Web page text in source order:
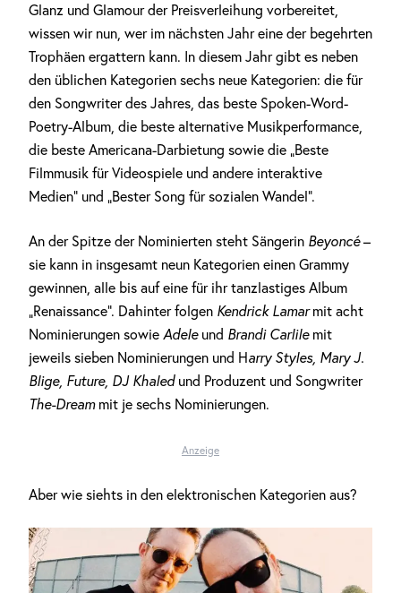
Glanz und Glamour der Preisverleihung vorbereitet,
wissen wir nun, wer im nächsten Jahr eine der begehrten
Trophäen ergattern kann. In diesem Jahr gibt es neben
den üblichen Kategorien sechs neue Kategorien: die für
den Songwriter des Jahres, das beste Spoken-Word-
Poetry-Album, die beste alternative Musikperformance,
die beste Americana-Darbietung sowie die „Beste
Filmmusik für Videospiele und andere interaktive
Medien“ und „Bester Song für sozialen Wandel“.
An der Spitze der Nominierten steht Sängerin Beyoncé–
sie kann in insgesamt neun Kategorien einen Grammy
gewinnen, alle bis auf eine für ihr tanzlastiges Album
„Renaissance“. Dahinter folgen Kendrick Lamarmit acht
Nominierungen sowie Adele und Brandi Carlilemit
jeweils sieben Nominierungen und Harry Styles, Mary J.
Blige, Future, DJ Khaledund Produzent und Songwriter
The-Dreammit je sechs Nominierungen.
Anzeige
Aber wie siehts in den elektronischen Kategorien aus?